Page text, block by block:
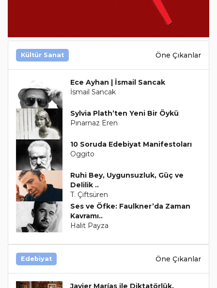
Kültür Sanat Öne Çıkanlar
Ece Ayhan | İsmail Sancak
İsmail Sancak
Sylvia Plath’ten Yeni Bir Öykü
Pınarnaz Eren
10 Soruda Edebiyat Manifestoları
Oggito
Ruhi Bey, Uygunsuzluk, Güç ve
Delilik ..
T. Çiftsüren
Ses ve Öfke: Faulkner’da Zaman
Kavramı..
Halit Payza
Edebiyat Öne Çıkanlar
Javier Marías ile Diktatörlük,